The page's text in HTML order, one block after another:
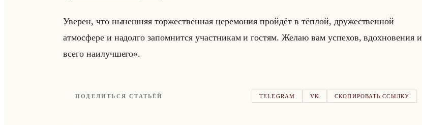
Уверен, что нынешняя торжественная церемония пройдёт в тёплой, дружественной
атмосфере и надолго запомнится участникам и гостям. Желаю вам успехов, вдохновения и
всего наилучшего».
ПОДЕЛИТЬСЯ СТАТЬЁЙ TELEGRAM VK СКОПИРОВАТЬ ССЫЛКУ